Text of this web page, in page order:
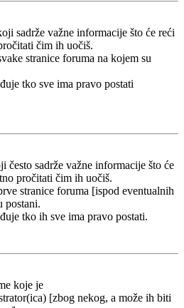
sadrže važne informacije što će reći
čim ih uočiš.
stranice foruma na kojem su
tko sve ima pravo postati
često sadrže važne informacije što će
pročitati čim ih uočiš.
stranice foruma [ispod eventualnih
postani.
tko ih sve ima pravo postati.
koje je
[zbog nekog, a može ih biti